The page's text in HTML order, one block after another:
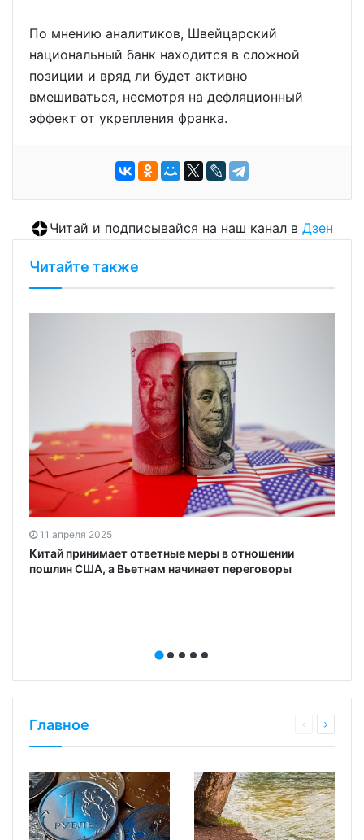
По мнению аналитиков, Швейцарский
национальный банк находится в сложной
позиции и вряд ли будет активно
вмешиваться, несмотря на дефляционный
эффект от укрепления франка.
Читай и подписывайся на наш канал в Дзен
Читайте также
11 апреля 2025
Китай принимает ответные меры в отношении
пошлин США, а Вьетнам начинает переговоры
Главное